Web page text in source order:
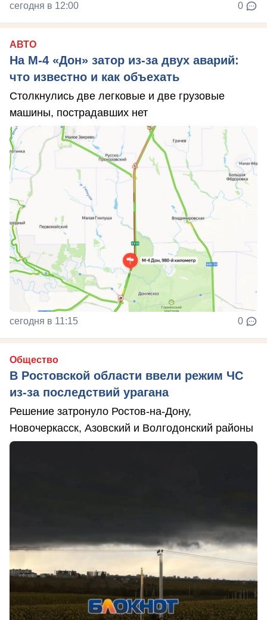
сегодня в 12:00 0
АВТО
На М‑4 «Дон» затор из‑за двух аварий:
что известно и как объехать
Столкнулись две легковые и две грузовые
машины, пострадавших нет
сегодня в 11:15 0
Общество
В Ростовской области ввели режим ЧС
из-за последствий урагана
Решение затронуло Ростов-на-Дону,
Новочеркасск, Азовский и Волгодонский районы